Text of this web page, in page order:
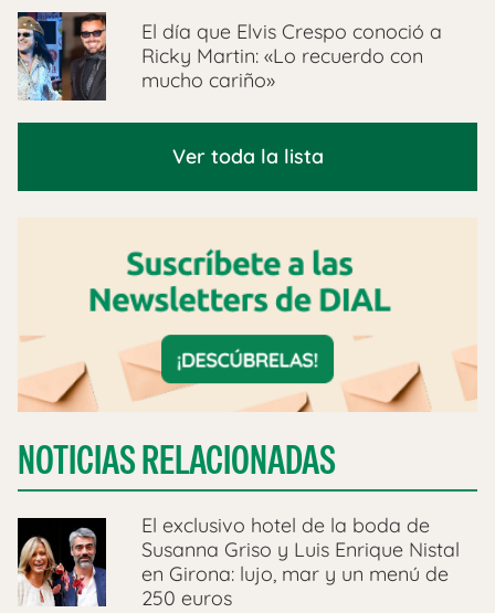
El día que Elvis Crespo conoció a
Ricky Martin: «Lo recuerdo con
mucho cariño»
Ver toda la lista
NOTICIAS RELACIONADAS
El exclusivo hotel de la boda de
Susanna Griso y Luis Enrique Nistal
en Girona: lujo, mar y un menú de
250 euros